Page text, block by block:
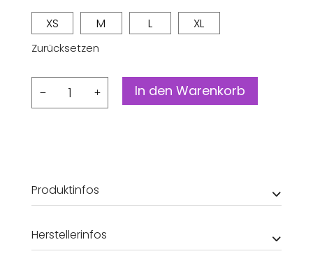
XS
M L XL
Zurücksetzen
Shirt
Menge
In den Warenkorb
Produktinfos
Herstellerinfos